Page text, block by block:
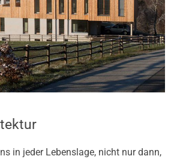
in jeder Lebenslage, nicht nur dann,